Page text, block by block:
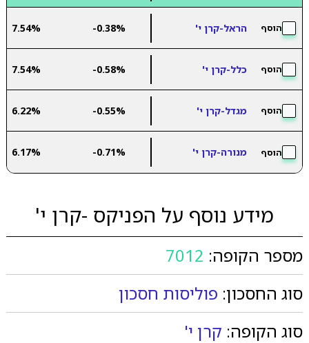
הוסף הראל-קרן י' -0.38%
7.54%
הוסף כלל-קרן י' -0.58%
7.54%
הוסף מגדל-קרן י' -0.55%
6.22%
הוסף מנורה-קרן י' -0.71%
6.17%
מידע נוסף על הפניקס -קרן י'
מספר הקופה: 7012
סוג החסכון: פוליסות חסכון
סוג הקופה: קרן י'